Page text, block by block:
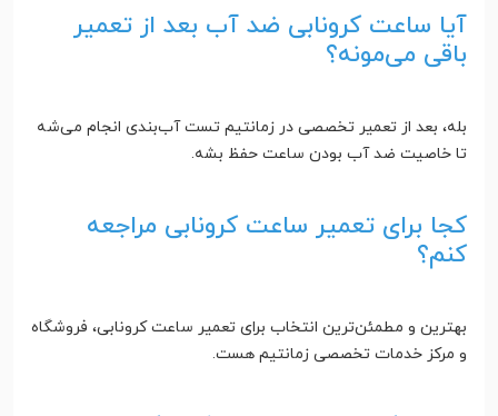
آیا ساعت کرونابی ضد آب بعد از تعمیر
باقی می‌مونه؟
بله، بعد از تعمیر تخصصی در زمانتیم تست آب‌بندی انجام می‌شه
تا خاصیت ضد آب بودن ساعت حفظ بشه.
کجا برای تعمیر ساعت کرونابی مراجعه
کنم؟
بهترین و مطمئن‌ترین انتخاب برای تعمیر ساعت کرونابی، فروشگاه
و مرکز خدمات تخصصی زمانتیم هست.